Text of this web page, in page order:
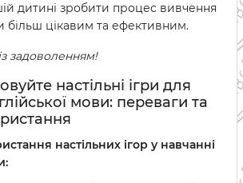
дитині зробити процес вивчення
більш цікавим та ефективним.
задоволенням!
настільні ігри для
мови: переваги та
настільних ігор у навчанні